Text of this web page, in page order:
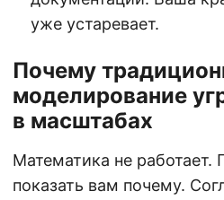
уже устаревает.
Почему
моделирование
в масштабах
Математика не работает.
показать вам почему.